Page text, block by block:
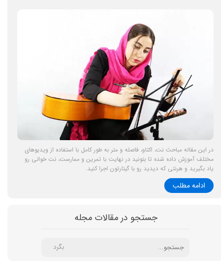
در این مقاله مباحث نت، اکتاو، فاصله و متر به طور کامل با استفاده از ویدیوهای
مختلف آموزش داده شده تا بتونید در نهایت با تمرین و ممارست، نت خوانی رو
یاد بگیرید و هرنتی که دیدید رو با گیتارتون اجرا کنید.
ادامه مطلب
جستجو در مقالات مجله
بگرد